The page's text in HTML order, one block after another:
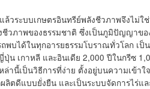
ล้วระบบเกษตรอินทรีย์พลังชีวภาพจึงไม่ใ
ชีวภาพของธรรมชาติ ซึ่งเป็นภูมิปัญญาข
พบได้ในทุกอารยธรรมโบราณทั่วโลก เป็
น เกาหลี และอินเดีย 2,000 ปีในกรีซ
ล่านี้เป็นวิธีการที่ง่าย ตั้งอยู่บนความเข้า
ลิตดีแบบยั่งยืน และเป็นระบบจัดการไร่